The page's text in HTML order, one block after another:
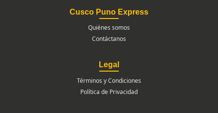
Cusco Puno Express
Quiénes somos
Contáctanos
Legal
Términos y Condiciones
Política de Privacidad